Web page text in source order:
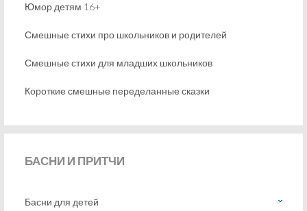
Юмор детям 16+
Смешные стихи про школьников и родителей
Смешные стихи для младших школьников
Короткие смешные переделанные сказки
БАСНИ И ПРИТЧИ
Басни для детей